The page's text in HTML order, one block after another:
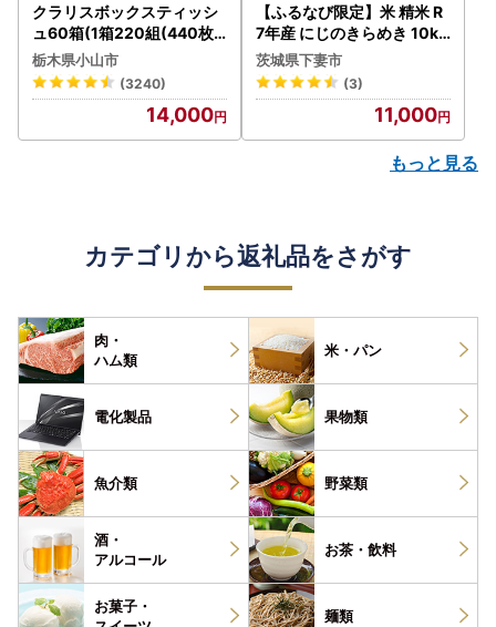
クラリスボックスティッシ
ュ60箱(1箱220組(440枚))
(5個入り×12セット)【配送
不可地域：離島・沖縄県】
【1256759】
栃木県小山市
(3240)
14,000
【ふるなび限定】米 精米 R
7年産 にじのきらめき 10kg
10月 FN-Limited-PR
茨城県下妻市
(3)
11,000
もっと見る
カテゴリから返礼品をさがす
肉・
ハム類
米・パン
電化製品 果物類
魚介類 野菜類
酒・
アルコール
お茶・ 飲料
お菓子・
麺類